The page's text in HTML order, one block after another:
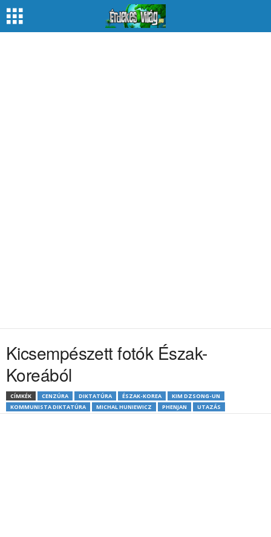
Kicsempészett fotók Észak-
Koreából
CÍMKÉK CENZÚRA DIKTATÚRA ÉSZAK-KOREA
KIM DZSONG-UN
KOMMUNISTA DIKTATÚRA
MICHAL HUNIEWICZ PHENJAN UTAZÁS